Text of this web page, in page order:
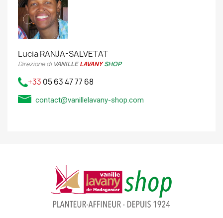
Lucia RANJA-SALVETAT
Direzione di VANILLELAVANYSHOP
+33 05 63 47 77 68
contact@vanillelavany-shop.com